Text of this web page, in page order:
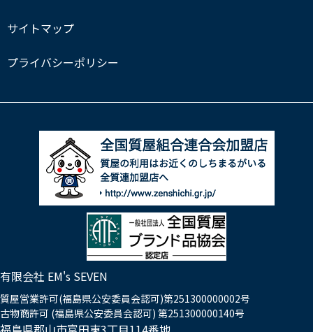
サイトマップ
プライバシーポリシー
有限会社 EM's SEVEN
質屋営業許可(福島県公安委員会認可)第251300000002号
古物商許可 (福島県公安委員会認可) 第251300000140号